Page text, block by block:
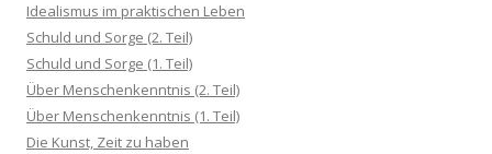
Idealismus im praktischen Leben
Schuld und Sorge (2. Teil)
Schuld und Sorge (1. Teil)
Über Menschenkenntnis (2. Teil)
Über Menschenkenntnis (1. Teil)
Die Kunst, Zeit zu haben